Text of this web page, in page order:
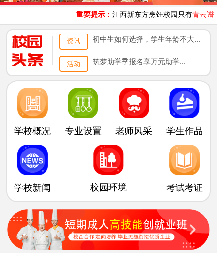
重要提示：江西新东方烹饪校园只有青云谱、
资讯 初中生如何选择，学生年龄不大....
活动 筑梦助学季报名享万元助学...
学校概况 专业设置 老师风采 学生作品
学校新闻 校园环境 考试考证